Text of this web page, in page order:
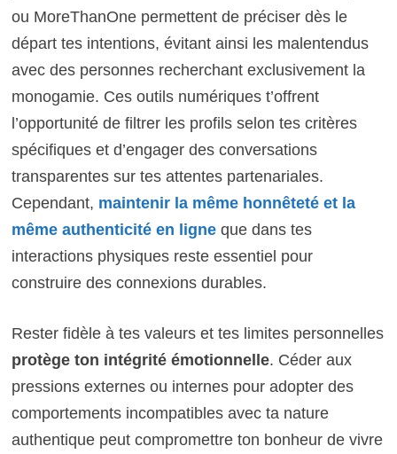
ou MoreThanOne permettent de préciser dès le
départ tes intentions, évitant ainsi les malentendus
avec des personnes recherchant exclusivement la
monogamie. Ces outils numériques t’offrent
l’opportunité de filtrer les profils selon tes critères
spécifiques et d’engager des conversations
transparentes sur tes attentes partenariales.
Cependant, maintenir la même honnêteté et la
même authenticité en ligneque dans tes
interactions physiques reste essentiel pour
construire des connexions durables.
Rester fidèle à tes valeurs et tes limites personnelles
protège ton intégrité émotionnelle. Céder aux
pressions externes ou internes pour adopter des
comportements incompatibles avec ta nature
authentique peut compromettre ton bonheur de vivre